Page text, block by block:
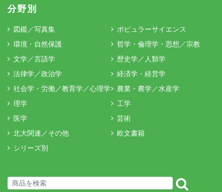
分野別
図鑑／写真集
ポピュラーサイエンス
環境・自然保護
哲学・倫理学・思想／宗教
文学／言語学
歴史学／人類学
法律学／政治学
経済学・経営学
社会学・労働／教育学／心理学
農業・農学／水産学
理学
工学
医学
芸術
北大関連／その他
欧文書籍
シリーズ別